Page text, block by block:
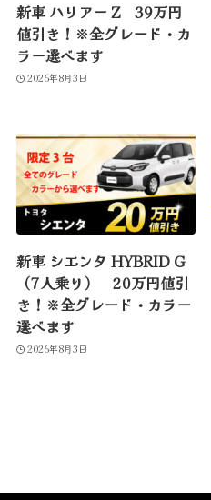
新車 ハリアー Z 39万円
値引き！※全グレード・カ
ラー選べます
2026年8月3日
新車 シエンタ HYBRID G
（7人乗り） 20万円値引
き！※全グレード・カラー
選べます
2026年8月3日